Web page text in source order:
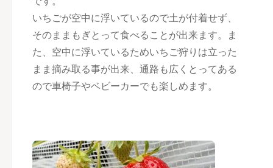
いちごが空中に浮いているので土が付着せず、
そのままもぎとって食べることが出来ます。ま
た、空中に浮いているためいちご狩りは立った
まま摘み取る事が出来、通路も広くとってある
ので車椅子やベビーカーでも楽しめます。